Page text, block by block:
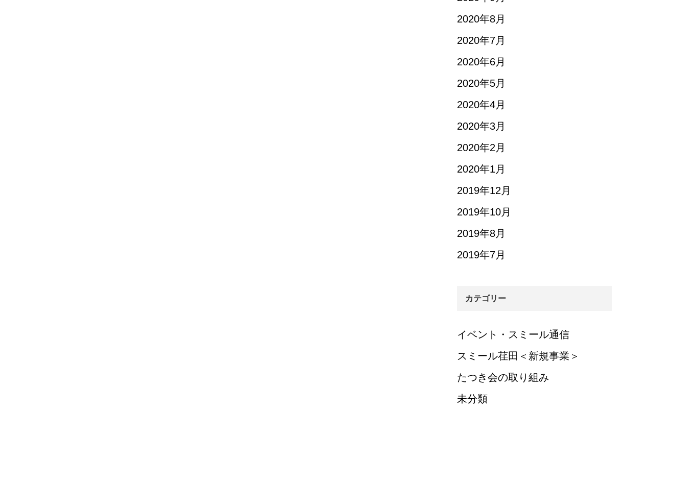
2020年8月
2020年7月
2020年6月
2020年5月
2020年4月
2020年3月
2020年2月
2020年1月
2019年12月
2019年10月
2019年8月
2019年7月
カテゴリー
イベント・スミール通信
スミール荏田＜新規事業＞
たつき会の取り組み
未分類